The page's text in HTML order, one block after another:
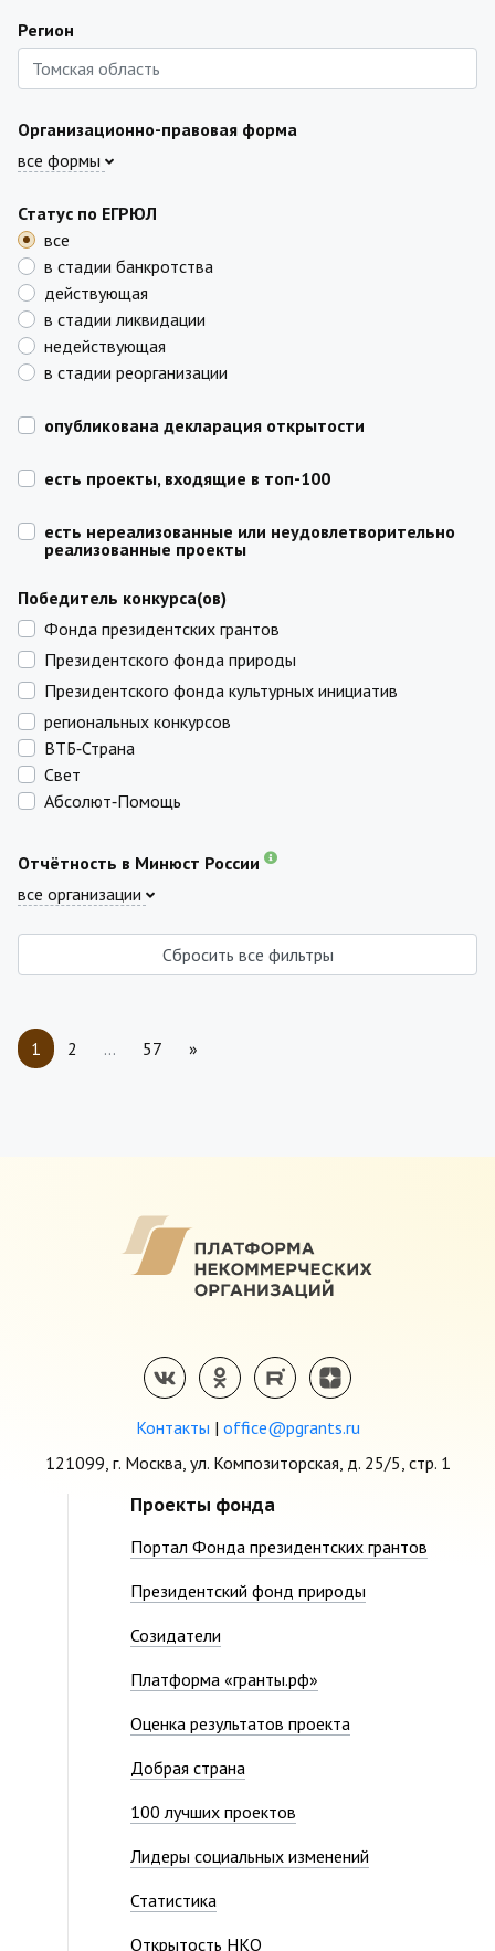
Регион
Организационно-правовая форма
все формы
Статус по ЕГРЮЛ
все
в стадии банкротства
действующая
в стадии ликвидации
недействующая
в стадии реорганизации
опубликована декларация открытости
есть проекты, входящие в топ-100
есть нереализованные или неудовлетворительно
реализованные проекты
Победитель конкурса(ов)
Фонда президентских грантов
Президентского фонда природы
Президентского фонда культурных инициатив
региональных конкурсов
ВТБ‑Страна
Свет
Абсолют‑Помощь
Отчётность в Минюст России
все организации
Сбросить все фильтры
1 2 … 57 »
Контакты | office@pgrants.ru
121099, г. Москва, ул. Композиторская, д. 25/5, стр. 1
Проекты фонда
Портал Фонда президентских грантов
Президентский фонд природы
Созидатели
Платформа «гранты.рф»
Оценка результатов проекта
Добрая страна
100 лучших проектов
Лидеры социальных изменений
Статистика
Открытость НКО